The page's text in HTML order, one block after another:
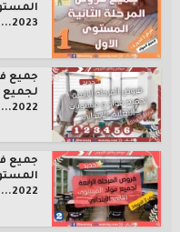
2023...
جميع
لجميع
2022...
جميع
2022...